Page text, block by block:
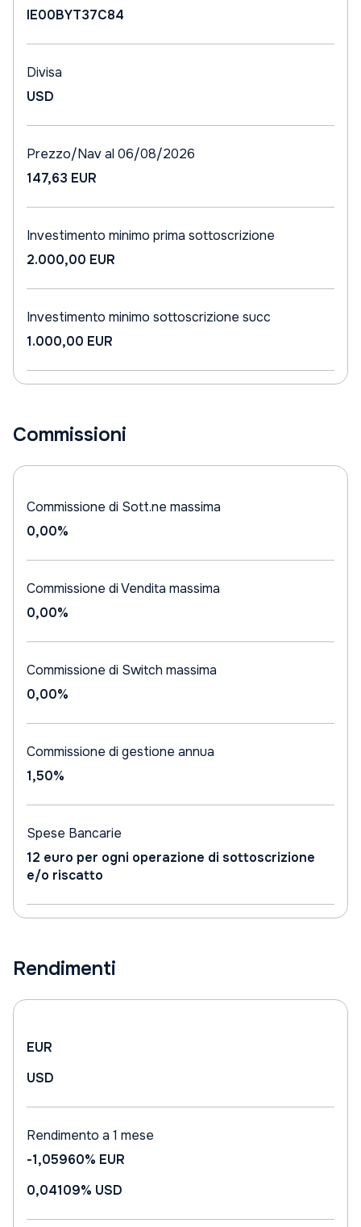
IE00BYT37C84
Divisa
USD
Prezzo/Nav al 06/08/2026
147,63 EUR
Investimento minimo prima sottoscrizione
2.000,00 EUR
Investimento minimo sottoscrizione succ
1.000,00 EUR
Commissioni
Commissione di Sott.ne massima
0,00%
Commissione di Vendita massima
0,00%
Commissione di Switch massima
0,00%
Commissione di gestione annua
1,50%
Spese Bancarie
12 euro per ogni operazione di sottoscrizione
e/o riscatto
Rendimenti
EUR
USD
Rendimento a 1 mese
-1,05960% EUR
0,04109% USD